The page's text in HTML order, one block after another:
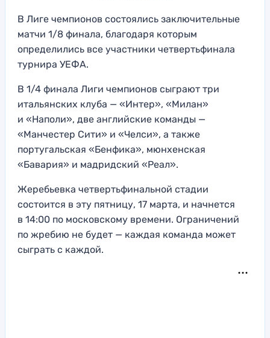
В Лиге чемпионов состоялись заключительные
матчи 1/8 финала, благодаря которым
определились все участники четвертьфинала
турнира УЕФА.
В 1/4 финала Лиги чемпионов сыграют три
итальянских клуба — «Интер», «Милан»
и «Наполи», две английские команды —
«Манчестер Сити» и «Челси», а также
португальская «Бенфика», мюнхенская
«Бавария» и мадридский «Реал».
Жеребьевка четвертьфинальной стадии
состоится в эту пятницу, 17 марта, и начнется
в 14:00 по московскому времени. Ограничений
по жребию не будет — каждая команда может
сыграть с каждой.